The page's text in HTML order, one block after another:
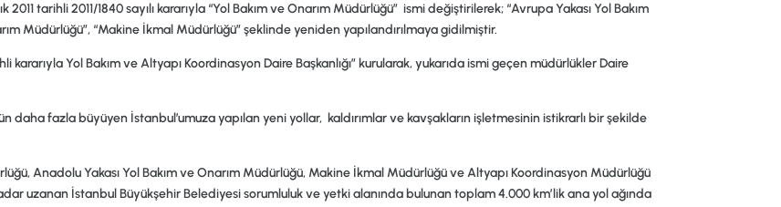
tarihli 2011/1840 sayılı kararıyla “Yol Bakım ve Onarım Müdürlüğü” ismi değiştirilerek; “Avrupa Yakası Yol Bakım
Müdürlüğü”, “Makine İkmal Müdürlüğü”şeklinde yeniden yapılandırılmaya gidilmiştir.
kararıylaYol Bakım ve Altyapı Koordinasyon Daire Başkanlığı” kurularak, yukarıda ismi geçen müdürlükler Daire
daha fazla büyüyen İstanbul’umuza yapılan yeni yollar, kaldırımlar ve kavşakların işletmesinin istikrarlı bir şekilde
Anadolu Yakası Yol Bakım ve Onarım Müdürlüğü, Makine İkmal Müdürlüğü ve Altyapı Koordinasyon Müdürlüğü
uzanan İstanbul Büyükşehir Belediyesi sorumluluk ve yetki alanında bulunan toplam 4.000 km’lik ana yol ağında